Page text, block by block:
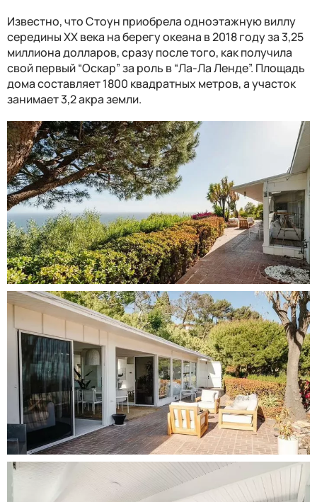
Известно, что Стоун приобрела одноэтажную виллу
середины XX века на берегу океана в 2018 году за 3,25
миллиона долларов, сразу после того, как получила
свой первый “Оскар” за роль в “Ла-Ла Ленде”. Площадь
дома составляет 1800 квадратных метров, а участок
занимает 3,2 акра земли.